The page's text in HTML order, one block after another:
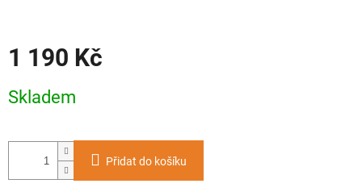
1 190 Kč
cena:
Skladem
Přidat do košíku